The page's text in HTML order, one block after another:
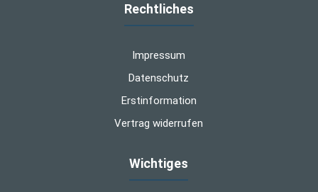
Rechtliches
Impressum
Datenschutz
Erstinformation
Vertrag widerrufen
Wichtiges